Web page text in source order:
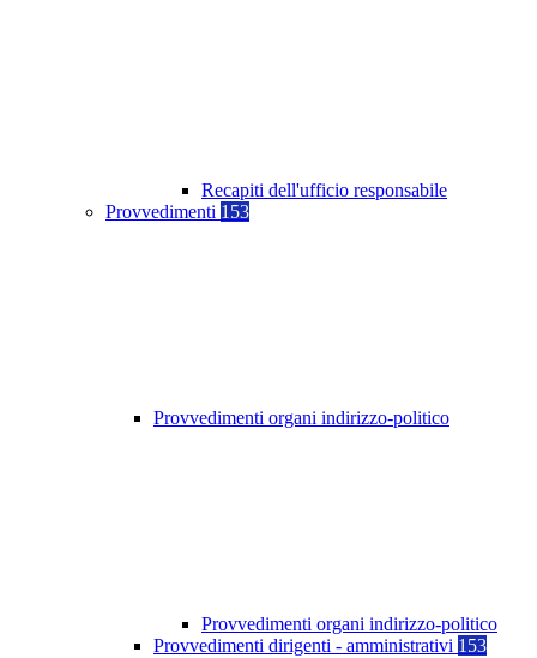
Recapiti dell'ufficio responsabile
Provvedimenti 153
Provvedimenti organi indirizzo-politico
Provvedimenti organi indirizzo-politico
Provvedimenti dirigenti - amministrativi 153